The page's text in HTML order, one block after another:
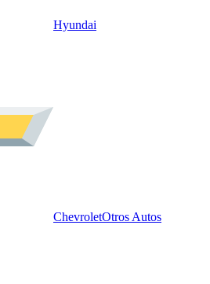
Hyundai
ChevroletOtros Autos